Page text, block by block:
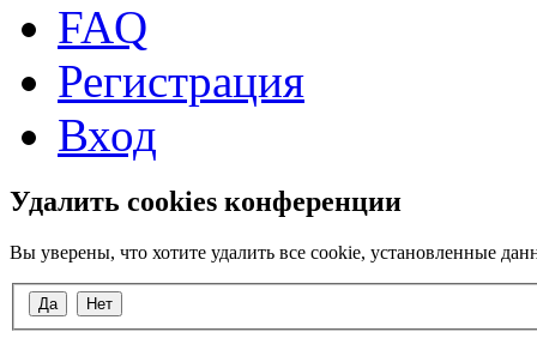
FAQ
Регистрация
Вход
Удалить cookies конференции
Вы уверены, что хотите удалить все cookie, установленные